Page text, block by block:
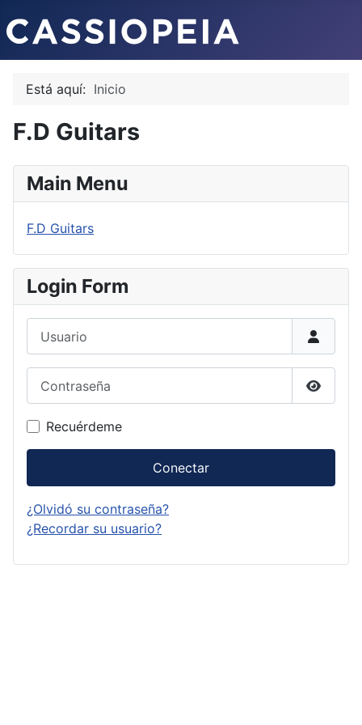
Está aquí: Inicio
F.D Guitars
Main Menu
F.D Guitars
Login Form
Recuérdeme
Conectar
¿Olvidó su contraseña?
¿Recordar su usuario?